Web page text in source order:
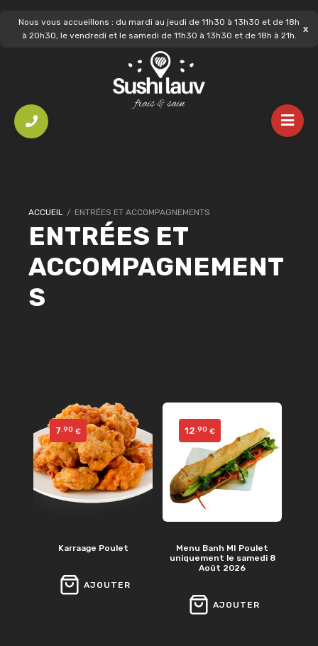
Nous vous accueillons : du mardi au jeudi de 11h30 à 13h30 et de 18h
à 20h30, le vendredi et le samedi de 11h30 à 13h30 et de 18h à 21h.
ACCUEIL / ENTRÉES ET ACCOMPAGNEMENTS
ENTRÉES ET
ACCOMPAGNEMENT
S
Karraage Poulet
7.90 €
AJOUTER
Menu Banh MI Poulet
uniquement le samedi 8
Août 2026
12.90 €
AJOUTER